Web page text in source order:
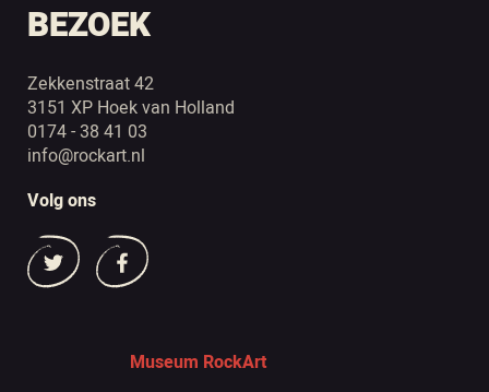
BEZOEK
Zekkenstraat 42
3151 XP Hoek van Holland
0174 - 38 41 03
info@rockart.nl
Volg ons
Museum RockArt